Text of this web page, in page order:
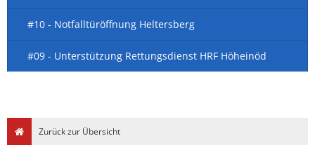
#10 - Notfalltüröffnung Heltersberg
#09 - Unterstützung Rettungsdienst HRF Höheinöd
Zurück zur Übersicht